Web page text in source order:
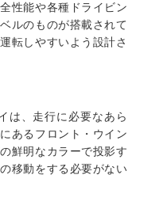
性能や各種ドライビン
ルのものが搭載されて
転しやすいよう設計さ
は、走行に必要なあら
あるフロント・ウイン
鮮明なカラーで投影す
移動をする必要がない